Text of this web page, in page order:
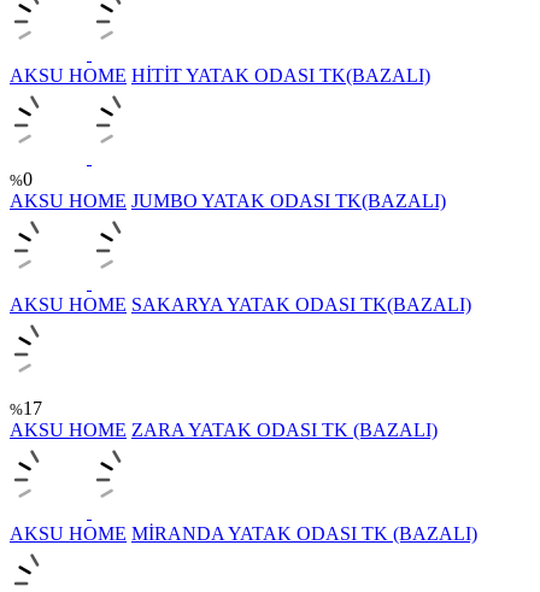
AKSU HOME HİTİT YATAK ODASI TK(BAZALI)
%0
AKSU HOME JUMBO YATAK ODASI TK(BAZALI)
AKSU HOME SAKARYA YATAK ODASI TK(BAZALI)
%17
AKSU HOME ZARA YATAK ODASI TK (BAZALI)
AKSU HOME MİRANDA YATAK ODASI TK (BAZALI)